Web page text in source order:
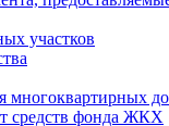
участков
многоквартирных
средств фонда ЖКХ